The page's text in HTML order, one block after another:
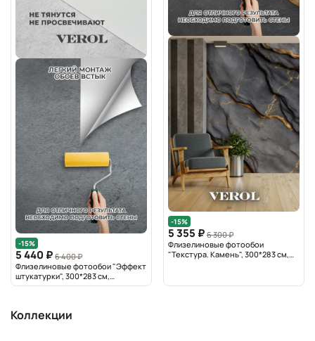
-15%
5 440 ₽ 6 400 ₽
Флизелиновые фотообои "Эффект
штукатурки", 300*283 см,
графитовый
-15%
5 355 ₽ 6 300 ₽
Флизелиновые фотообои
"Текстура. Камень", 300*283 см,
Коллекции